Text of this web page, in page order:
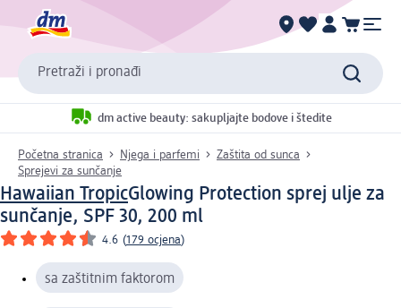
Pretraži i pronađi
dm active beauty: sakupljajte bodove i štedite
Početna stranica Njega i parfemi
Zaštita od sunca
Sprejevi za sunčanje
Hawaiian TropicGlowing Protection sprej ulje za
sunčanje, SPF 30, 200 ml
4.6 (179 ocjena)
sa zaštitnim faktorom